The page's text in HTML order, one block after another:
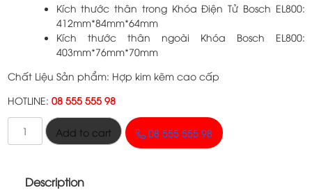
Kích thước thân trong Khóa Điện Tử Bosch EL800:
412mm*84mm*64mm
Kích thước thân ngoài Khóa Bosch EL800:
403mm*76mm*70mm
Chất Liệu Sản phẩm: Hợp kim kẽm cao cấp
HOTLINE: 08 555 555 98
Bosch
Add to cart 08 555 555 98
Description